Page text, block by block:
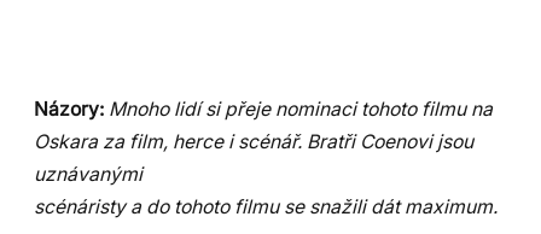
Názory: Mnoho lidí si přeje nominaci tohoto filmu na
Oskara za film, herce i scénář. Bratři Coenovi jsou
uznávanými
scénáristy a do tohoto filmu se snažili dát maximum.